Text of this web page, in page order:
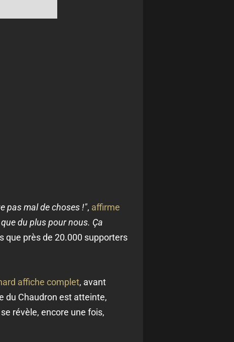
pas mal de choses !", affirme
du plus pour nous. Ça
que près de 20.000 supporters
affiche complet, avant
du Chaudron est atteinte,
révèle, encore une fois,